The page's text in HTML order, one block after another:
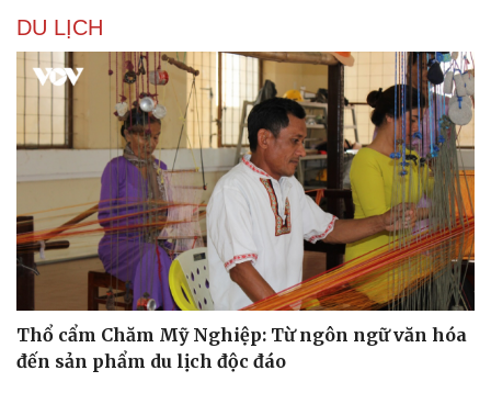
DU LỊCH
Thổ cẩm Chăm Mỹ Nghiệp: Từ ngôn ngữ văn hóa
đến sản phẩm du lịch độc đáo